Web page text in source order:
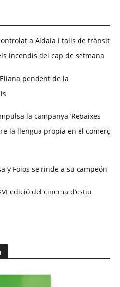
a Aldaia i talls de trànsit
incendis del cap de setmana
pendent de la
la campanya ‘Rebaixes
la llengua propia en el comerç
y Foios se rinde a su campeón
edició del cinema d’estiu